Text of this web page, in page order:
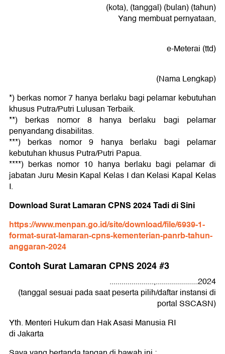
(kota), (tanggal) (bulan) (tahun)
Yang membuat pernyataan,
e-Meterai (ttd)
(Nama Lengkap)
*) berkas nomor 7 hanya berlaku bagi pelamar kebutuhan
khusus Putra/Putri Lulusan Terbaik.
**) berkas nomor 8 hanya berlaku bagi pelamar
penyandang disabilitas.
***) berkas nomor 9 hanya berlaku bagi pelamar
kebutuhan khusus Putra/Putri Papua.
****) berkas nomor 10 hanya berlaku bagi pelamar di
jabatan Juru Mesin Kapal Kelas I dan Kelasi Kapal Kelas
I.
Download Surat Lamaran CPNS 2024 Tadi di Sini
https://www.menpan.go.id/site/download/file/6939-1-
format-surat-lamaran-cpns-kementerian-panrb-tahun-
anggaran-2024
Contoh Surat Lamaran CPNS 2024 #3
......................,.....................2024
(tanggal sesuai pada saat peserta pilih/daftar instansi di
portal SSCASN)
Yth. Menteri Hukum dan Hak Asasi Manusia RI
di Jakarta